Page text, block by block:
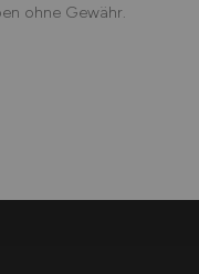
ohne Gewähr.